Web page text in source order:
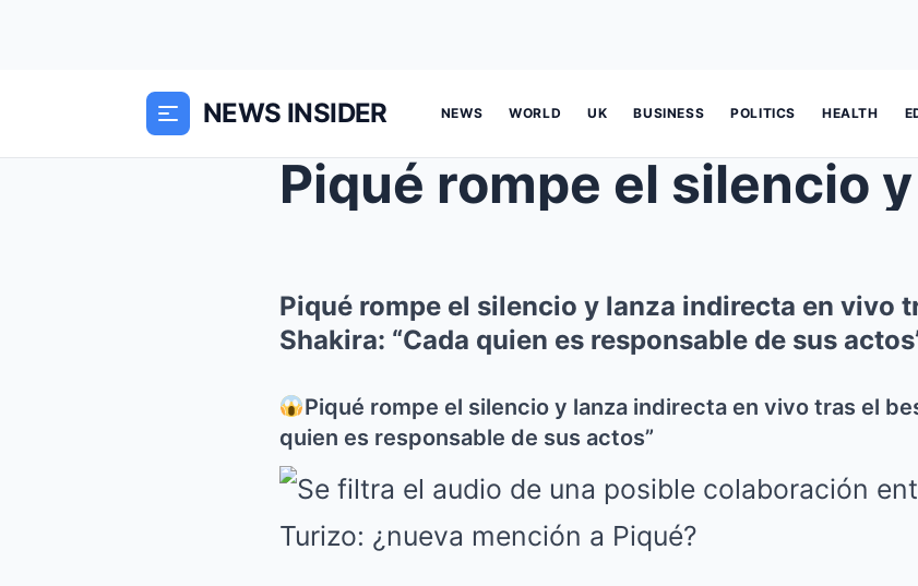
NEWS INSIDER NEWS WORLD UK BUSINESS POLITICS HEALTH
Piqué rompe el silencio y lanza indirecta en vivo
Shakira: “Cada quien es responsable de sus
Piqué rompe el silencio y lanza indirecta en vivo tras el
quien es responsable de sus actos”